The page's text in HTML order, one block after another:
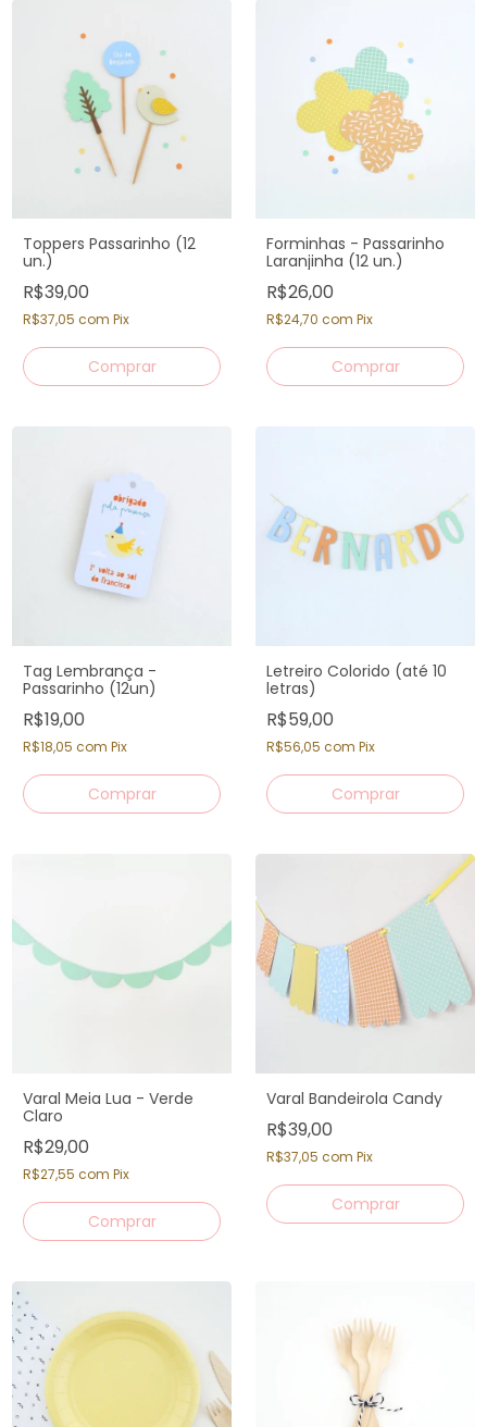
Toppers Passarinho (12
un.)
R$39,00
R$37,05 com Pix
Forminhas - Passarinho
Laranjinha (12 un.)
R$26,00
R$24,70 com Pix
Tag Lembrança -
Passarinho (12un)
R$19,00
R$18,05 com Pix
Letreiro Colorido (até 10
letras)
R$59,00
R$56,05 com Pix
Varal Meia Lua - Verde
Claro
R$29,00
R$27,55 com Pix
Varal Bandeirola Candy
R$39,00
R$37,05 com Pix